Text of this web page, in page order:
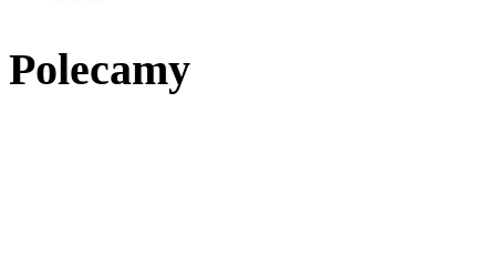
Polecamy